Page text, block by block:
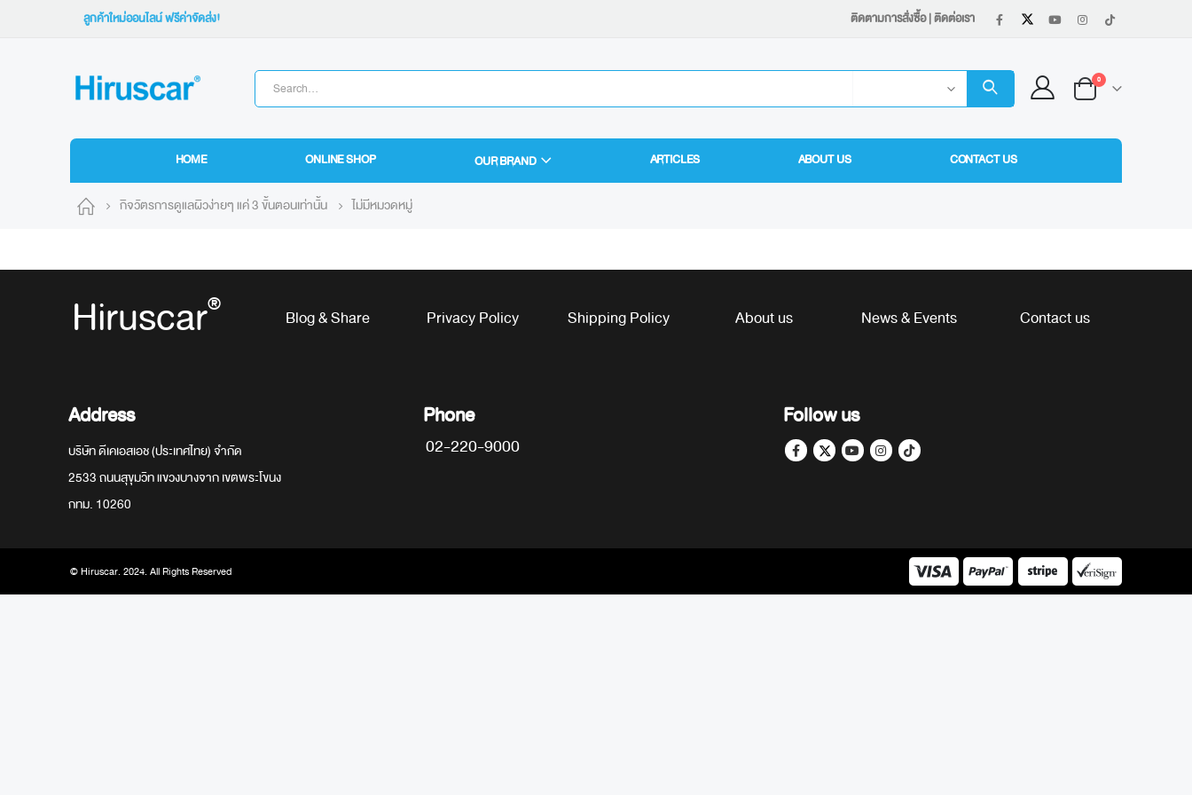
ลูกค้าใหม่ออนไลน์ ฟรีค่าจัดส่ง! ติดตามการสั่งซื้อ|ติดต่อเรา
0
HOME ONLINE SHOP OUR BRAND ARTICLES ABOUT US CONTACT US
กิจวัตรการดูแลผิวง่ายๆ แค่ 3 ขั้นตอนเท่านั้น ไม่มีหมวดหมู่
Hiruscar®
Blog & Share Privacy Policy Shipping Policy About us News & Events Contact us
Address
บริษัท ดีเคเอสเอช (ประเทศไทย) จำกัด
2533 ถนนสุขุมวิท แขวงบางจาก เขตพระโขนง
กทม. 10260
Phone
02-220-9000
Follow us
© Hiruscar. 2024. All Rights Reserved